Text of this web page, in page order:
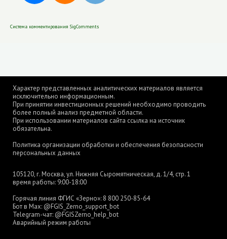
Система комментирования SigComments
Характер представленных аналитических материалов является
исключительно информационным.
При принятии инвестиционных решений необходимо проводить
более полный анализ предметной области.
При использовании материалов сайта ссылка на источник
обязательна.
Политика организации обработки и обеспечения безопасности
персональных данных
105120, г. Москва, ул. Нижняя Сыромятническая, д. 1/4, стр. 1
время работы: 9:00-18:00
Горячая линия ФГИС «Зерно»: 8 800 250-85-64
Бот в Max: @FGIS_Zerno_support_bot
Telegram-чат: @FGISZerno_help_bot
Аварийный режим работы